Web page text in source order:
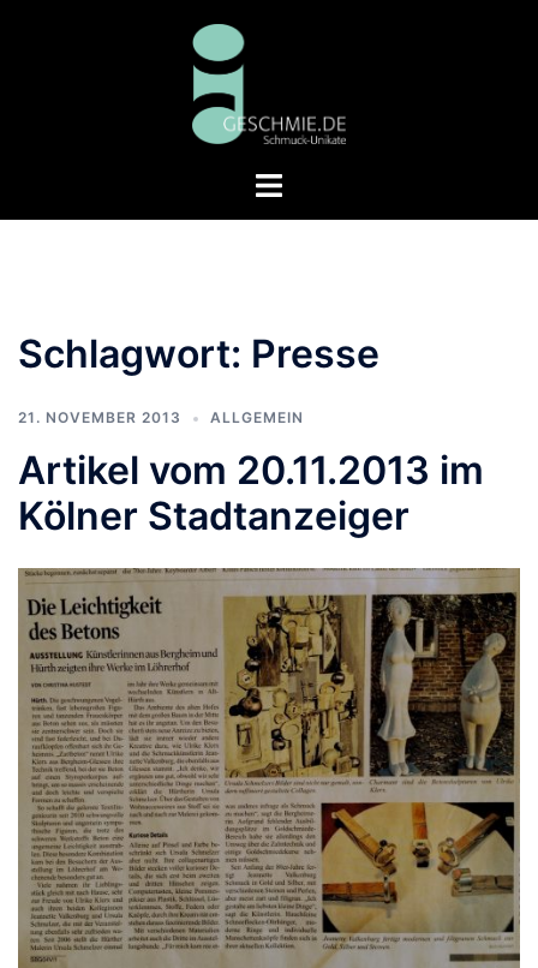
Menü
Schlagwort: Presse
21. NOVEMBER 2013 ALLGEMEIN
Artikel vom 20.11.2013 im
Kölner Stadtanzeiger